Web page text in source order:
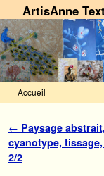
ArtisAnne
Accueil
Navigation des
← Paysage
cyanotype,
2/2